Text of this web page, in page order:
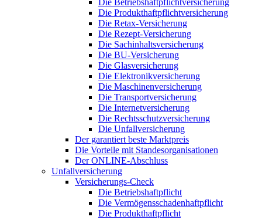
Die Betriebshaftpflichtversicherung
Die Produkthaftpflichtversicherung
Die Retax-Versicherung
Die Rezept-Versicherung
Die Sachinhaltsversicherung
Die BU-Versicherung
Die Glasversicherung
Die Elektronikversicherung
Die Maschinenversicherung
Die Transportversicherung
Die Internetversicherung
Die Rechtsschutzversicherung
Die Unfallversicherung
Der garantiert beste Marktpreis
Die Vorteile mit Standesorganisationen
Der ONLINE-Abschluss
Unfallversicherung
Versicherungs-Check
Die Betriebshaftpflicht
Die Vermögensschadenhaftpflicht
Die Produkthaftpflicht